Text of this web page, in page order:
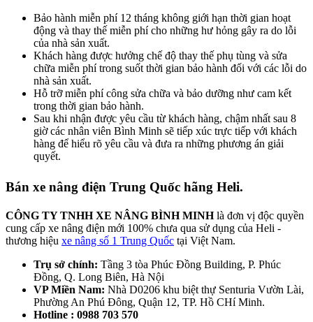
Bảo hành miễn phí 12 tháng không giới hạn thời gian hoạt
động và thay thế miễn phí cho những hư hỏng gây ra do lỗi
của nhà sản xuất.
Khách hàng được hưởng chế độ thay thế phụ tùng và sửa
chữa miễn phí trong suốt thời gian bảo hành đối với các lỗi do
nhà sản xuất.
Hỗ trỡ miễn phí công sửa chữa và bảo dưỡng như cam kết
trong thời gian bảo hành.
Sau khi nhận được yêu cầu từ khách hàng, chậm nhất sau 8
giờ các nhân viên Bình Minh sẽ tiếp xúc trực tiếp với khách
hàng để hiểu rõ yêu cầu và đưa ra những phương án giải
quyết.
Bán xe nâng điện Trung Quốc hãng Heli.
CÔNG TY TNHH XE NÂNG BÌNH MINHlà đơn vị độc quyền
cung cấp xe nâng điện mới 100% chưa qua sử dụng của Heli -
thương hiệu xe nâng số 1 Trung Quốc tại Việt Nam.
Trụ sở chính: Tầng 3 tòa Phúc Đồng Building, P. Phúc
Đồng, Q. Long Biên, Hà Nội
VP Miền Nam: Nhà D0206 khu biệt thự Senturia Vườn Lài,
Phường An Phú Đông, Quận 12, TP. Hồ CHí Minh.
Hotline : 0988 703 570